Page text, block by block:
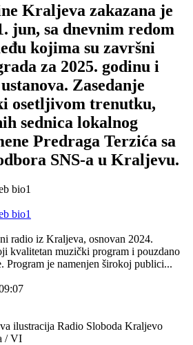
Kraljeva zakazana je
jun, sa dnevnim redom
kojima su završni
za 2025. godinu i
Zasedanje
osetljivom trenutku,
sednica lokalnog
Predraga Terzića sa
SNS-a u Kraljevu.
radio iz Kraljeva, osnovan 2024.
kvalitetan muzički program i pouzdano
Program je namenjen širokoj publici...
/ VI